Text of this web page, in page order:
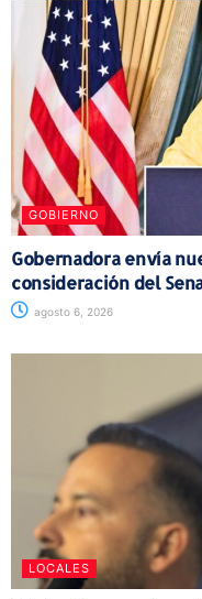
GOBIERNO
Gobernadora envía
consideración del
agosto 6, 2026
LOCALES